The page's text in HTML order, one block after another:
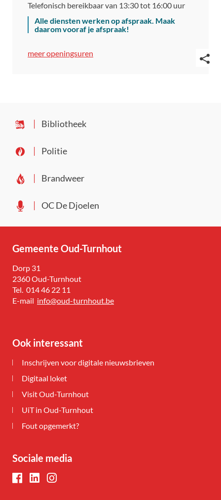
Telefonisch bereikbaar van 13:30tot 16:00 uur
Alle diensten werken op afspraak. Maak
daarom vooraf je afspraak!
meer openingsuren
Bibliotheek
Politie
Brandweer
OC De Djoelen
Gemeente Oud-Turnhout
Adres
Dorp 31
,2360Oud-Turnhout
Tel. 014 46 22 11
E-
info@oud-turnhout.be
Ook interessant
Inschrijven voor digitale nieuwsbrieven
Digitaal loket
Visit Oud-Turnhout
UiT in Oud-Turnhout
Fout opgemerkt?
Sociale media